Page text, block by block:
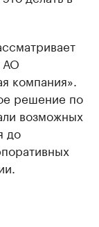
АО
компания».
решение по
возможных
до